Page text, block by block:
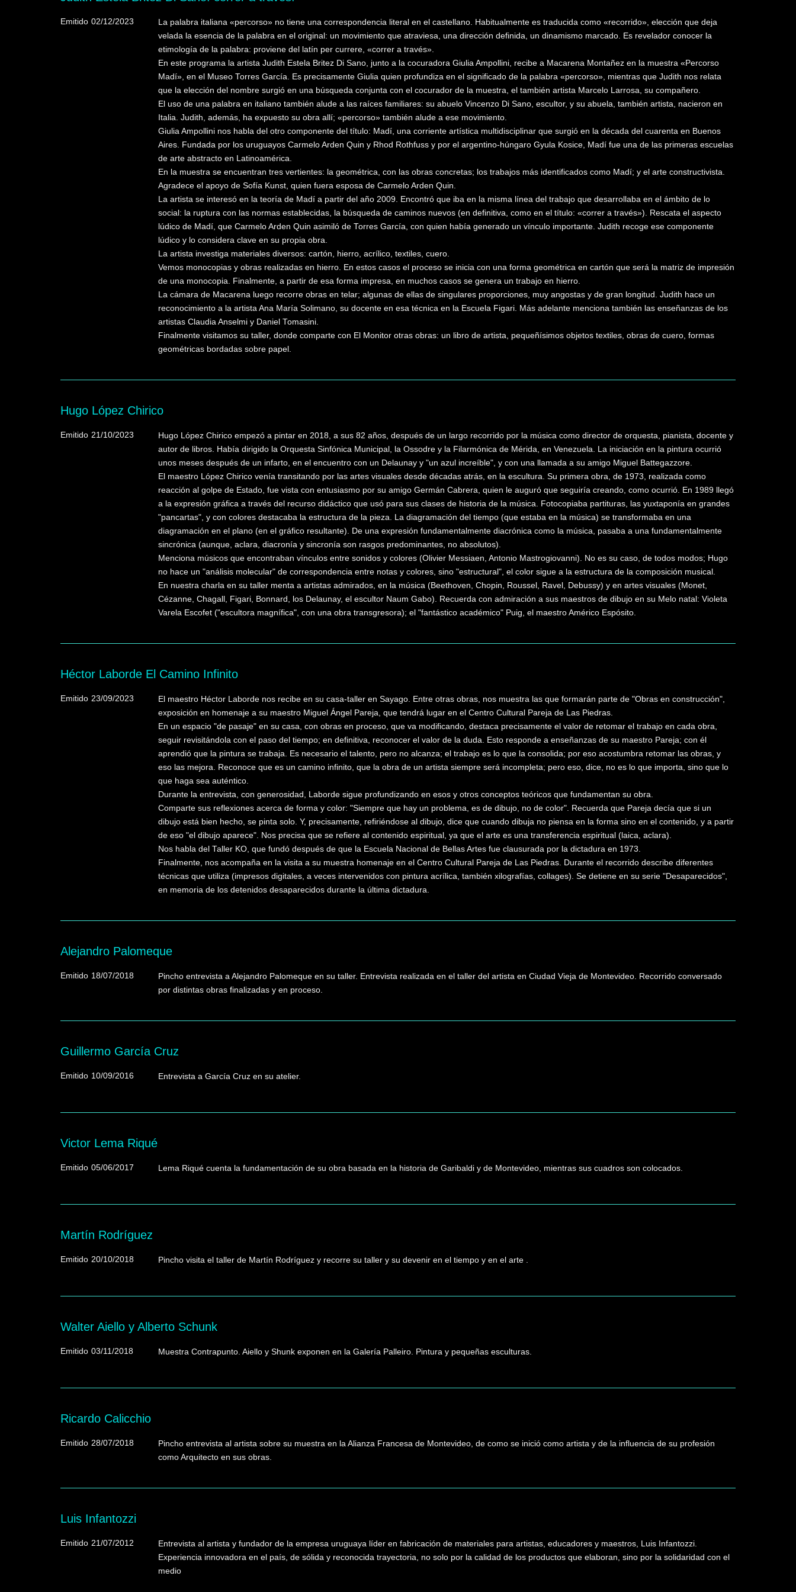
Emitido 02/12/2023
La palabra italiana «percorso» no tiene una correspondencia literal en el castellano. Habitualmente es traducida como «recorrido», elección que deja
velada la esencia de la palabra en el original: un movimiento que atraviesa, una dirección definida, un dinamismo marcado. Es revelador conocer la
etimología de la palabra: proviene del latín per currere, «correr a través».
En este programa la artista Judith Estela Britez Di Sano, junto a la cocuradora Giulia Ampollini, recibe a Macarena Montañez en la muestra «Percorso
Madí», en el Museo Torres García. Es precisamente Giulia quien profundiza en el significado de la palabra «percorso», mientras que Judith nos relata
que la elección del nombre surgió en una búsqueda conjunta con el cocurador de la muestra, el también artista Marcelo Larrosa, su compañero.
El uso de una palabra en italiano también alude a las raíces familiares: su abuelo Vincenzo Di Sano, escultor, y su abuela, también artista, nacieron en
Italia. Judith, además, ha expuesto su obra allí; «percorso» también alude a ese movimiento.
Giulia Ampollini nos habla del otro componente del título: Madí, una corriente artística multidisciplinar que surgió en la década del cuarenta en Buenos
Aires. Fundada por los uruguayos Carmelo Arden Quin y Rhod Rothfuss y por el argentino-húngaro Gyula Kosice, Madí fue una de las primeras escuelas
de arte abstracto en Latinoamérica.
En la muestra se encuentran tres vertientes: la geométrica, con las obras concretas; los trabajos más identificados como Madí; y el arte constructivista.
Agradece el apoyo de Sofía Kunst, quien fuera esposa de Carmelo Arden Quin.
La artista se interesó en la teoría de Madí a partir del año 2009. Encontró que iba en la misma línea del trabajo que desarrollaba en el ámbito de lo
social: la ruptura con las normas establecidas, la búsqueda de caminos nuevos (en definitiva, como en el título: «correr a través»). Rescata el aspecto
lúdico de Madí, que Carmelo Arden Quin asimiló de Torres García, con quien había generado un vínculo importante. Judith recoge ese componente
lúdico y lo considera clave en su propia obra.
La artista investiga materiales diversos: cartón, hierro, acrílico, textiles, cuero.
Vemos monocopias y obras realizadas en hierro. En estos casos el proceso se inicia con una forma geométrica en cartón que será la matriz de impresión
de una monocopia. Finalmente, a partir de esa forma impresa, en muchos casos se genera un trabajo en hierro.
La cámara de Macarena luego recorre obras en telar; algunas de ellas de singulares proporciones, muy angostas y de gran longitud. Judith hace un
reconocimiento a la artista Ana María Solimano, su docente en esa técnica en la Escuela Figari. Más adelante menciona también las enseñanzas de los
artistas Claudia Anselmi y Daniel Tomasini.
Finalmente visitamos su taller, donde comparte con El Monitor otras obras: un libro de artista, pequeñísimos objetos textiles, obras de cuero, formas
geométricas bordadas sobre papel.
Hugo López Chirico
Emitido 21/10/2023
Hugo López Chirico empezó a pintar en 2018, a sus 82 años, después de un largo recorrido por la música como director de orquesta, pianista, docente y
autor de libros. Había dirigido la Orquesta Sinfónica Municipal, la Ossodre y la Filarmónica de Mérida, en Venezuela. La iniciación en la pintura ocurrió
unos meses después de un infarto, en el encuentro con un Delaunay y "un azul increíble", y con una llamada a su amigo Miguel Battegazzore.
El maestro López Chirico venía transitando por las artes visuales desde décadas atrás, en la escultura. Su primera obra, de 1973, realizada como
reacción al golpe de Estado, fue vista con entusiasmo por su amigo Germán Cabrera, quien le auguró que seguiría creando, como ocurrió. En 1989 llegó
a la expresión gráfica a través del recurso didáctico que usó para sus clases de historia de la música. Fotocopiaba partituras, las yuxtaponía en grandes
"pancartas", y con colores destacaba la estructura de la pieza. La diagramación del tiempo (que estaba en la música) se transformaba en una
diagramación en el plano (en el gráfico resultante). De una expresión fundamentalmente diacrónica como la música, pasaba a una fundamentalmente
sincrónica (aunque, aclara, diacronía y sincronía son rasgos predominantes, no absolutos).
Menciona músicos que encontraban vínculos entre sonidos y colores (Olivier Messiaen, Antonio Mastrogiovanni). No es su caso, de todos modos; Hugo
no hace un "análisis molecular" de correspondencia entre notas y colores, sino "estructural", el color sigue a la estructura de la composición musical.
En nuestra charla en su taller menta a artistas admirados, en la música (Beethoven, Chopin, Roussel, Ravel, Debussy) y en artes visuales (Monet,
Cézanne, Chagall, Figari, Bonnard, los Delaunay, el escultor Naum Gabo). Recuerda con admiración a sus maestros de dibujo en su Melo natal: Violeta
Varela Escofet ("escultora magnífica", con una obra transgresora); el "fantástico académico" Puig, el maestro Américo Espósito.
Héctor Laborde El Camino Infinito
Emitido 23/09/2023
El maestro Héctor Laborde nos recibe en su casa-taller en Sayago. Entre otras obras, nos muestra las que formarán parte de "Obras en construcción",
exposición en homenaje a su maestro Miguel Ángel Pareja, que tendrá lugar en el Centro Cultural Pareja de Las Piedras.
En un espacio "de pasaje" en su casa, con obras en proceso, que va modificando, destaca precisamente el valor de retomar el trabajo en cada obra,
seguir revisitándola con el paso del tiempo; en definitiva, reconocer el valor de la duda. Esto responde a enseñanzas de su maestro Pareja; con él
aprendió que la pintura se trabaja. Es necesario el talento, pero no alcanza; el trabajo es lo que la consolida; por eso acostumbra retomar las obras, y
eso las mejora. Reconoce que es un camino infinito, que la obra de un artista siempre será incompleta; pero eso, dice, no es lo que importa, sino que lo
que haga sea auténtico.
Durante la entrevista, con generosidad, Laborde sigue profundizando en esos y otros conceptos teóricos que fundamentan su obra.
Comparte sus reflexiones acerca de forma y color: "Siempre que hay un problema, es de dibujo, no de color". Recuerda que Pareja decía que si un
dibujo está bien hecho, se pinta solo. Y, precisamente, refiriéndose al dibujo, dice que cuando dibuja no piensa en la forma sino en el contenido, y a partir
de eso "el dibujo aparece". Nos precisa que se refiere al contenido espiritual, ya que el arte es una transferencia espiritual (laica, aclara).
Nos habla del Taller KO, que fundó después de que la Escuela Nacional de Bellas Artes fue clausurada por la dictadura en 1973.
Finalmente, nos acompaña en la visita a su muestra homenaje en el Centro Cultural Pareja de Las Piedras. Durante el recorrido describe diferentes
técnicas que utiliza (impresos digitales, a veces intervenidos con pintura acrílica, también xilografías, collages). Se detiene en su serie "Desaparecidos",
en memoria de los detenidos desaparecidos durante la última dictadura.
Alejandro Palomeque
Emitido 18/07/2018
Pincho entrevista a Alejandro Palomeque en su taller. Entrevista realizada en el taller del artista en Ciudad Vieja de Montevideo. Recorrido conversado
por distintas obras finalizadas y en proceso.
Guillermo García Cruz
Emitido 10/09/2016 Entrevista a García Cruz en su atelier.
Victor Lema Riqué
Emitido 05/06/2017 Lema Riqué cuenta la fundamentación de su obra basada en la historia de Garibaldi y de Montevideo, mientras sus cuadros son colocados.
Martín Rodríguez
Emitido 20/10/2018 Pincho visita el taller de Martín Rodríguez y recorre su taller y su devenir en el tiempo y en el arte .
Walter Aiello y Alberto Schunk
Emitido 03/11/2018 Muestra Contrapunto. Aiello y Shunk exponen en la Galería Palleiro. Pintura y pequeñas esculturas.
Ricardo Calicchio
Emitido 28/07/2018
Pincho entrevista al artista sobre su muestra en la Alianza Francesa de Montevideo, de como se inició como artista y de la influencia de su profesión
como Arquitecto en sus obras.
Luis Infantozzi
Emitido 21/07/2012
Entrevista al artista y fundador de la empresa uruguaya líder en fabricación de materiales para artistas, educadores y maestros, Luis Infantozzi.
Experiencia innovadora en el país, de sólida y reconocida trayectoria, no solo por la calidad de los productos que elaboran, sino por la solidaridad con el
medio